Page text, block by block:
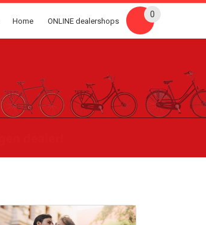
Home ONLINE dealershops
0